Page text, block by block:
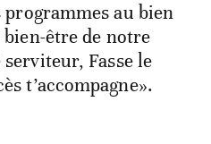
programmes au bien
être de notre
Fasse le
t’accompagne».